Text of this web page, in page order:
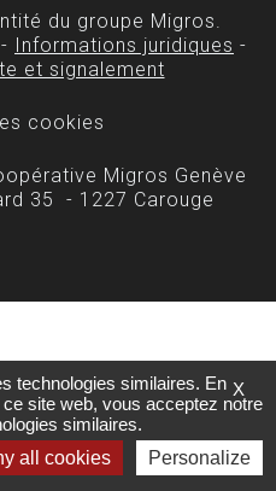
Instagram
du groupe Migros.
- Informations juridiques -
et signalement
cookies
Migros Genève
35 - 1227 Carouge
X
technologies similaires. En
site web, vous acceptez notre
similaires.
all cookies Personalize